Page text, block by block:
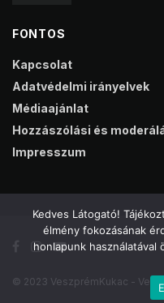
FONTOS
Kapcsolat
Adatvédelmi irányelvek
Médiaajánlat
Hozzászólási és
Impresszum
© 2023 VeszprémKukac -
Kedves Látogató!
élmény fokozásának
honlapunk használatával